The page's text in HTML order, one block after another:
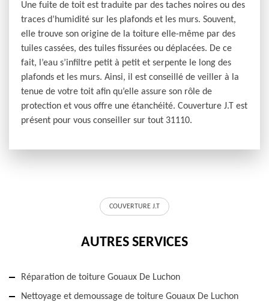
Une fuite de toit est traduite par des taches noires ou des
traces d’humidité sur les plafonds et les murs. Souvent,
elle trouve son origine de la toiture elle-même par des
tuiles cassées, des tuiles fissurées ou déplacées. De ce
fait, l’eau s’infiltre petit à petit et serpente le long des
plafonds et les murs. Ainsi, il est conseillé de veiller à la
tenue de votre toit afin qu’elle assure son rôle de
protection et vous offre une étanchéité. Couverture J.T est
présent pour vous conseiller sur tout 31110.
COUVERTURE J.T
AUTRES SERVICES
Réparation de toiture Gouaux De Luchon
Nettoyage et demoussage de toiture Gouaux De Luchon